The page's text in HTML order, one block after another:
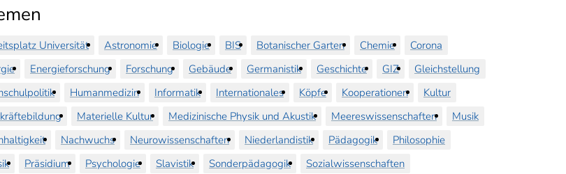
Universität Astronomie Biologie BIS Botanischer Garten Chemie
Corona
Energieforschung Forschung Gebäude Germanistik Geschichte GIZ
Gleichstellung
Humanmedizin Informatik Internationales Köpfe Kooperationen
Kultur
Materielle Kultur Medizinische Physik und Akustik Meereswissenschaften
Musik
Nachwuchs Neurowissenschaften Niederlandistik Pädagogik
Philosophie
Präsidium Psychologie Slavistik Sonderpädagogik
Sozialwissenschaften